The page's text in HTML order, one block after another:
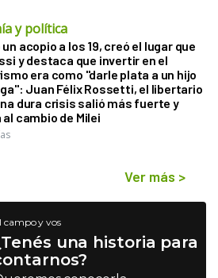
y política
acopio a los 19, creó el lugar que
y destaca que invertir en el
era como "darle plata a un hijo
Juan Félix Rossetti, el libertario
dura crisis salió más fuerte y
cambio de Milei
Ver más >
campo y vos
una historia para